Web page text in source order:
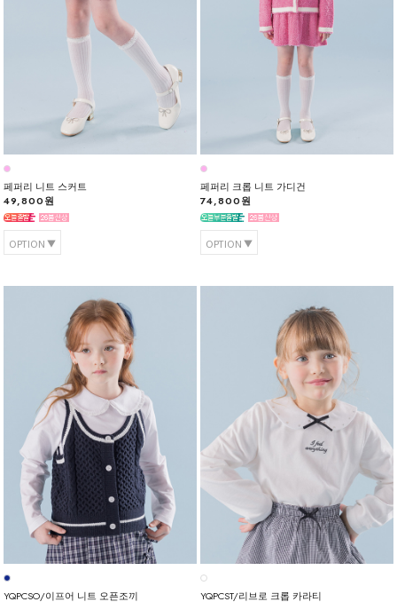
페퍼리 니트 스커트
49,800원
OPTION
페퍼리 크롭 니트 가디건
74,800원
OPTION
YQPCSO/이프어 니트 오픈조끼 YQPCST/리브로 크롭 카라티